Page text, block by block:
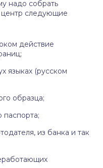
надо собрать
следующие
действие
языках (русском
образца;
паспорта;
из банка и так